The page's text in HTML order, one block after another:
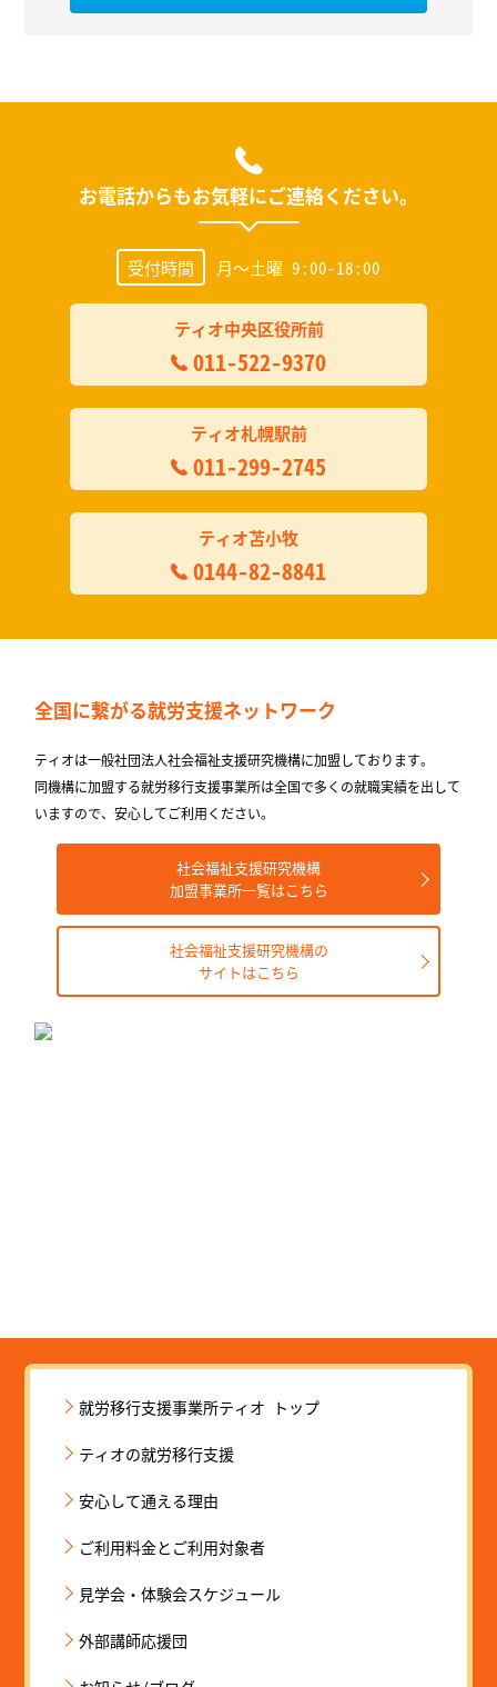
お電話からもお気軽にご連絡ください。
受付時間 月～土曜 9:00-18:00
ティオ中央区役所前
011-522-9370
ティオ札幌駅前
011-299-2745
ティオ苫小牧
0144-82-8841
全国に繋がる就労支援ネットワーク
ティオは一般社団法人社会福祉支援研究機構に加盟しております。
同機構に加盟する就労移⾏⽀援事業所は全国で多くの就職実績を出して
いますので、安⼼してご利⽤ください。
社会福祉支援研究機構
加盟事業所一覧はこちら
社会福祉支援研究機構の
サイトはこちら
就労移行支援事業所ティオ トップ
ティオの就労移行支援
安心して通える理由
ご利用料金とご利用対象者
見学会・体験会スケジュール
外部講師応援団